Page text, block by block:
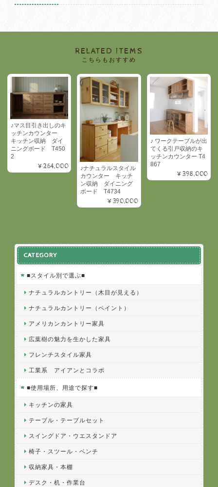
RELATED ITEMS
こちらもおすすめ
♪マス目引き出しのキ
ッチンカウンター
キッチン収納 ダイ
ニングボード T450
2
¥264,000
♪ナチュラルスタイル
カウンター キッチ
ン収納 ダイニング
ボード T4734
¥390,000
♪ ワークテーブルが出
てくる引戸収納のキ
ッチンカウンター T4
867
¥398,000
CATEGORY
■スタイル別で選ぶ■
ナチュラルカントリー（木目が見える）
ナチュラルカントリー（ペイント）
アメリカンカントリー家具
広葉樹の魅力を生かした家具
フレンチスタイル家具
工業系 アイアンとコラボ
■使用場所、用途で探す■
キッチンの家具
テーブル・テーブルセット
スイングドア・ウエスタンドア
椅子・スツール・ベンチ
収納家具・本棚
デスク・机・作業台